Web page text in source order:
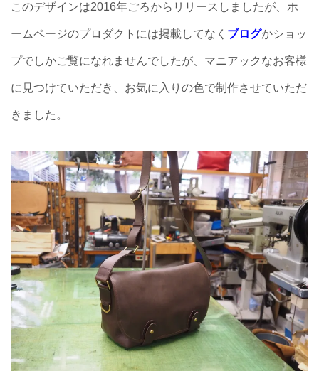
このデザインは2016年ごろからリリースしましたが、ホ
ームページのプロダクトには掲載してなく ブログかショッ
プでしかご覧になれませんでしたが、マニアックなお客様
に見つけていただき、お気に入りの色で制作させていただ
きました。